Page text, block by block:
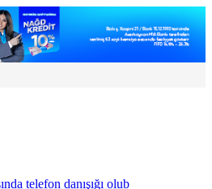
telefon danışığı olub